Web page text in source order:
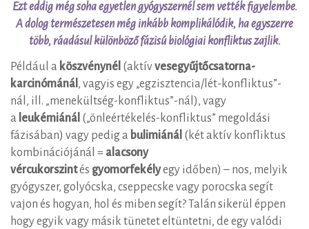
Ezt eddig még soha egyetlen gyógyszernél sem vették figyelembe.
A dolog természetesen még inkább komplikálódik, ha egyszerre
több, ráadásul különböző fázisú biológiai konfliktus zajlik.
Például a köszvénynél (aktívvesegyűjtőcsatorna-
karcinómánál , vagyis egy „egzisztencia/lét-konfliktus”-
nál, ill. „menekültség-konfliktus”-nál), vagy
a leukémiánál („önleértékelés-konfliktus” megoldási
fázisában) vagy pedig a bulimiánál (két aktív konfliktus
kombinációjánál = alacsony
vércukorszintés gyomorfekélyegy időben) – nos, melyik
gyógyszer, golyócska, cseppecske vagy porocska segít
vajon és hogyan, hol és miben segít? Talán sikerül éppen
hogy egyik vagy másik tünetet eltüntetni, de egy valódi